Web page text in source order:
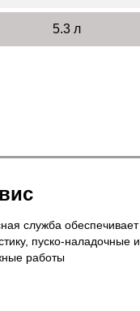
5.3 л
служба обеспечивает
пуско-наладочные и
работы